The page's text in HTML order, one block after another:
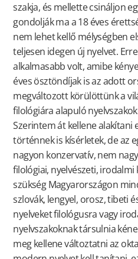
szakja, és mellette csináljon
gondolják ma a 18 éves
nem lehet kellő mélységben
teljesen idegen új nyelvet.
alkalmasabb volt, amibe
éves ösztöndíjak is az adott
megváltozott körülöttünk a
filológiára alapuló
Szerintem át kellene alakítani
történnek is kísérletek, de az
nagyon konzervatív, nem
filológiai, nyelvészeti, irodalmi
szükség Magyarországon
szlovák, lengyel, orosz, tibeti
nyelveket filológusra vagy
nyelvszakoknak társulnia
meg kellene változtatni az